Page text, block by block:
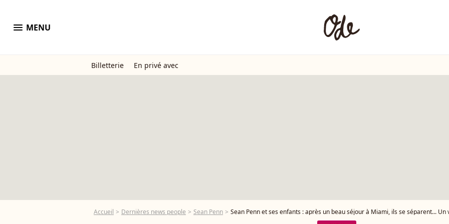
menu MENU
Billetterie En privé avec
Accueil Dernières news people Sean Penn Sean Penn et ses enfants : après un beau séjour à Miami, ils se séparent...